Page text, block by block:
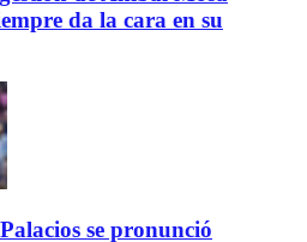
da la cara en su
se pronunció